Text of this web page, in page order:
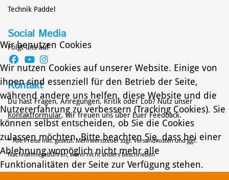
POLO-KAJAK
TECHNIK
Technik Paddel
Social Media
Folgt uns auf
Kontakt
Du hast Fragen, Anregungen, Kritik oder Lob? Nutz unser
Kontaktformular, wir freuen uns über Euer Feedback.
* Alle Preise inkl. gesetzl. Mehrwertsteuer zzgl. Versandkosten und ggf.
Nachnahmegebühren, wenn nicht anders beschrieben
Wir benutzen Cookies
Wir nutzen Cookies auf unserer Website. Einige von
ihnen sind essenziell für den Betrieb der Seite,
während andere uns helfen, diese Website und die
Nutzererfahrung zu verbessern (Tracking Cookies). Sie
können selbst entscheiden, ob Sie die Cookies
zulassen möchten. Bitte beachten Sie, dass bei einer
Ablehnung womöglich nicht mehr alle
Funktionalitäten der Seite zur Verfügung stehen.